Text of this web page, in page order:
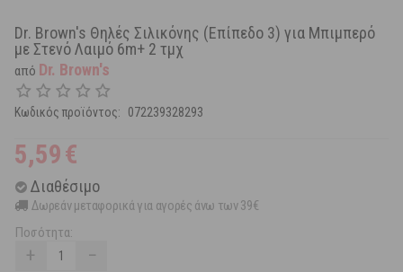
Dr. Brown's Θηλές Σιλικόνης (Επίπεδο 3) για Μπιμπερό
με Στενό Λαιμό 6m+ 2 τμχ
από Dr. Brown's
Κωδικός προϊόντος: 072239328293
5,59€
Διαθέσιμο
Δωρεάν μεταφορικά για αγορές άνω των 39€
Ποσότητα:
+ −